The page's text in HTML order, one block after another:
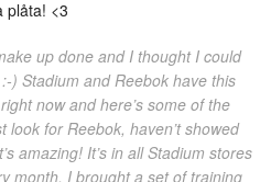
plåta! <3
up done and I thought I could
) Stadium and Reebok have this
now and here’s some of the
look for Reebok, haven’t showed
amazing! It’s in all Stadium stores
month. I brought a set of training